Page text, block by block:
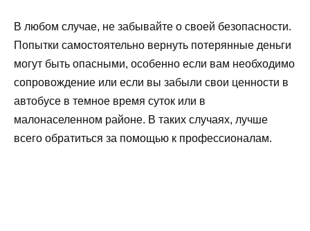
В любом случае, не забывайте о своей безопасности.
Попытки самостоятельно вернуть потерянные деньги
могут быть опасными, особенно если вам необходимо
сопровождение или если вы забыли свои ценности в
автобусе в темное время суток или в
малонаселенном районе. В таких случаях, лучше
всего обратиться за помощью к профессионалам.